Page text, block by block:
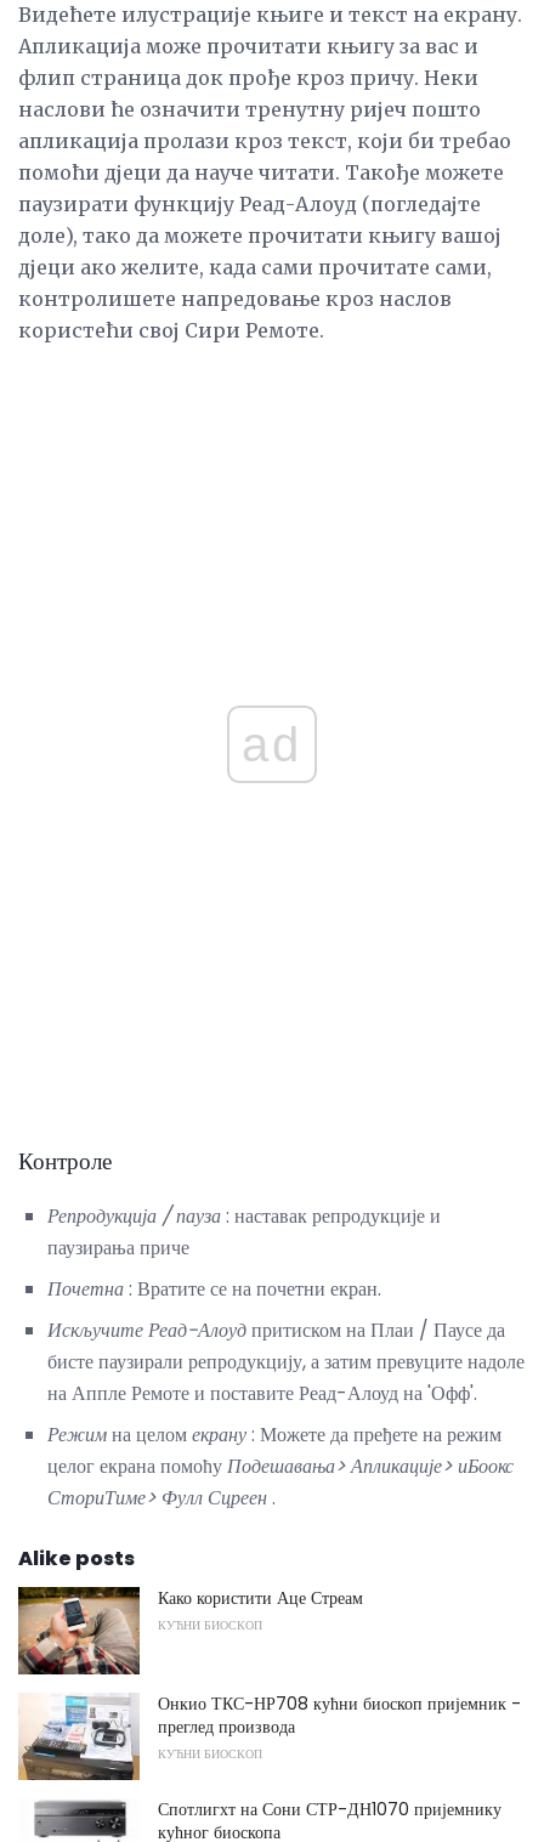
Видећете илустрације књиге и текст на екрану.
Апликација може прочитати књигу за вас и
флип страница док прође кроз причу. Неки
наслови ће означити тренутну ријеч пошто
апликација пролази кроз текст, који би требао
помоћи дјеци да науче читати. Такође можете
паузирати функцију Реад-Алоуд (погледајте
доле), тако да можете прочитати књигу вашој
дјеци ако желите, када сами прочитате сами,
контролишете напредовање кроз наслов
користећи свој Сири Ремоте.
ad
Контроле
Репродукција / пауза: наставак репродукције и
паузирања приче
Почетна: Вратите се на почетни екран.
Искључите Реад-Алоудпритиском на Плаи / Паусе да
бисте паузирали репродукцију, а затим превуците надоле
на Аппле Ремоте и поставите Реад-Алоуд на 'Офф'.
Режимна целомекрану: Можете да пређете на режим
целог екрана помоћуПодешавања> Апликације> иБоокс
СториТиме> Фулл Сцреен.
Alike posts
Како користити Аце Стреам
КУЋНИ БИОСКОП
Онкио ТКС-НР708 кућни биоскоп пријемник -
преглед производа
КУЋНИ БИОСКОП
Спотлигхт на Сони СТР-ДН1070 пријемнику
кућног биоскопа